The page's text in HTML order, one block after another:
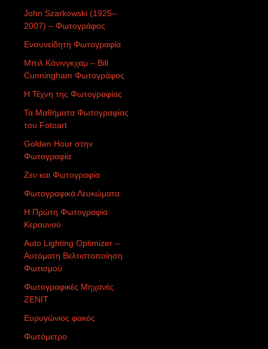
John Szarkowski (1925–
2007) – Φωτογράφος
Ενσυνείδητη Φωτογραφία
Μπιλ Κάνινγκχαμ – Bill
Cunningham Φωτογράφος
Η Τέχνη της Φωτογραφίας
Τα Μαθήματα Φωτογραφίας
του Fotoart
Golden Hour στην
Φωτογραφία
Ζεν και Φωτογραφία
Φωτογραφικά Λευκώματα
Η Πρώτη Φωτογραφία
Κεραυνού
Auto Lighting Optimizer –
Αυτόματη Βελτιστοποίηση
Φωτισμού
Φωτογραφικές Μηχανές
ZENIT
Ευρυγώνιος φακός
Φωτόμετρο